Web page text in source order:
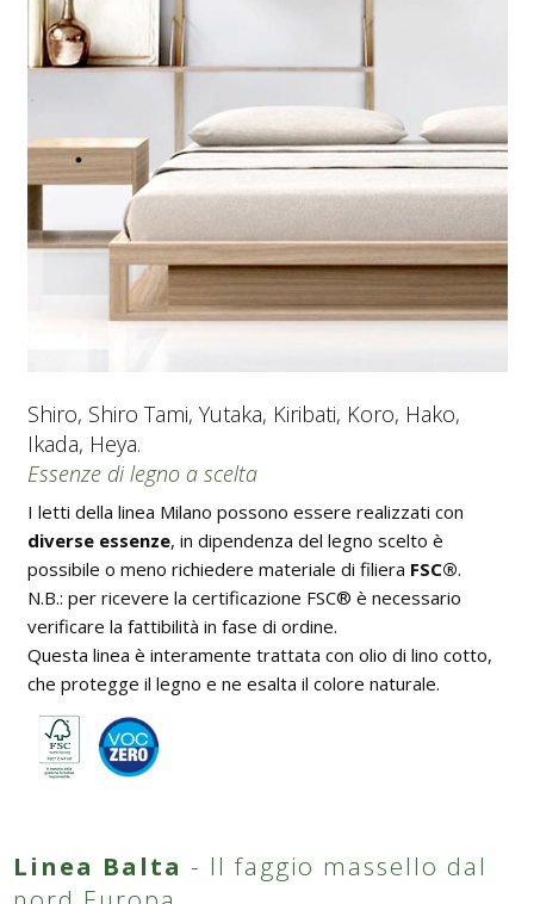
Shiro, Shiro Tami, Yutaka, Kiribati, Koro, Hako,
Ikada, Heya.
Essenze di legno a scelta
I letti della linea Milano possono essere realizzati con
diverse essenze, in dipendenza del legno scelto è
possibile o meno richiedere materiale di filiera FSC®.
N.B.: per ricevere la certificazione FSC® è necessario
verificare la fattibilità in fase di ordine.
Questa linea è interamente trattata con olio di lino cotto,
che protegge il legno e ne esalta il colore naturale.
Linea Balta - Il faggio massello dal